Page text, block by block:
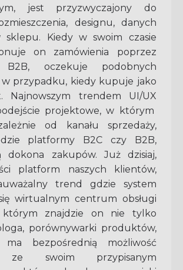
jest przyzwyczajony do
designu, danych
sklepu. Kiedy w swoim czasie
on zamówienia poprzez
B2B, oczekuje podobnych
przypadku, kiedy kupuje jako
Najnowszym trendem UI/UX
projektowe, w którym
od kanału sprzedaży,
platformy B2C czy B2B,
dokona zakupów. Już dzisiaj,
platform naszych klientów,
trend gdzie system
wirtualnym centrum obsługi
znajdzie on nie tylko
porównywarki produktów,
bezpośrednią możliwość
ze swoim przypisanym